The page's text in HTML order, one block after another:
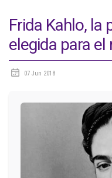
Frida Kahlo, la
elegida para
07 Jun 2018
Bienestar
Padres